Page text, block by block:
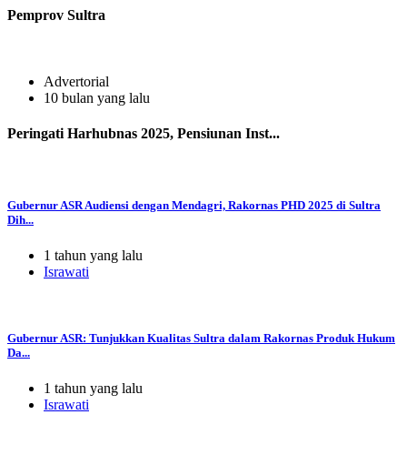
Pemprov Sultra
Advertorial
10 bulan yang lalu
Peringati Harhubnas 2025, Pensiunan Inst...
Gubernur ASR Audiensi dengan Mendagri, Rakornas PHD 2025 di Sultra
Dih...
1 tahun yang lalu
Israwati
Gubernur ASR: Tunjukkan Kualitas Sultra dalam Rakornas Produk Hukum
Da...
1 tahun yang lalu
Israwati